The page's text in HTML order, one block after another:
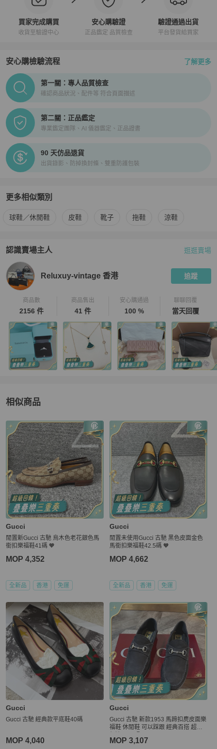
買家完成購買
收貨至驗證中心
安心購驗證
正品鑑定 品質檢查
驗證通過出貨
平台發貨給買家
安心購檢驗流程 了解更多
PopChill拍拍圈正品驗證、安心購檢驗流程介紹
第一關：專人品質檢查
確認商品狀況、配件等 符合頁面描述
第二關：正品鑑定
專業鑑定團隊、AI 儀器鑑定、正品證書
90 天仿品退貨
出貨錄影、防掉換封條、雙重防護包裝
更多相似類別
更多Gucci男鞋 相似商品推薦
球鞋／休閒鞋 皮鞋 靴子 拖鞋 涼鞋
認識賣場主人
PopChill 拍拍圈嚴選賣家
逛逛賣場
Reluxuy-vintage 香港 追蹤
商品數
2156 件
商品售出
41 件
安心購通過
100 %
聊聊回覆
當天回覆
相似商品
更多相似Gucci男鞋推薦精品
Gucci
閒置新Gucci 古馳 烏木色老花銀色馬
銜扣樂福鞋41碼 🧡
MOP 4,352
全新品 香港 免運
Gucci
閒置未使用Gucci 古馳 黑色皮面金色
馬銜扣樂福鞋42.5碼 🧡
MOP 4,662
全新品 香港 免運
Gucci
Gucci 古馳 經典款平底鞋40碼
MOP 4,040
Gucci
Gucci 古馳 新款1953 馬蹄扣麂皮面樂
福鞋 休閒鞋 可以踩跟 經典百搭 超輕
MOP 3,107